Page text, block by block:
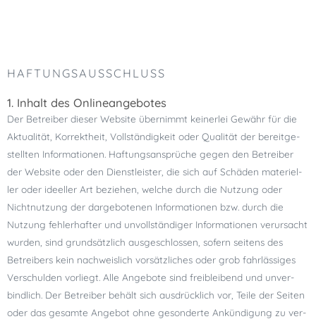
HAFTUNGSAUSSCHLUSS
1. Inhalt des Onlineangebotes
Der Betreiber die­ser Website über­nimmt kei­ner­lei Gewähr für die
Aktualität, Korrektheit, Vollständigkeit oder Qualität der bereit­ge­
stell­ten Informationen. Haftungsansprüche gegen den Betreiber
der Website oder den Dienstleister, die sich auf Schäden mate­ri­el­
ler oder ideel­ler Art bezie­hen, wel­che durch die Nutzung oder
Nichtnutzung der dar­ge­bo­te­nen Informationen bzw. durch die
Nutzung feh­ler­haf­ter und unvoll­stän­di­ger Informationen ver­ur­sacht
wur­den, sind grund­sätz­lich aus­ge­schlos­sen, sofern sei­tens des
Betreibers kein nach­weis­lich vor­sätz­li­ches oder grob fahr­läs­si­ges
Verschulden vor­liegt. Alle Angebote sind frei­blei­bend und unver­
bind­lich. Der Betreiber behält sich aus­drück­lich vor, Teile der Seiten
oder das gesamte Angebot ohne geson­derte Ankündigung zu ver­